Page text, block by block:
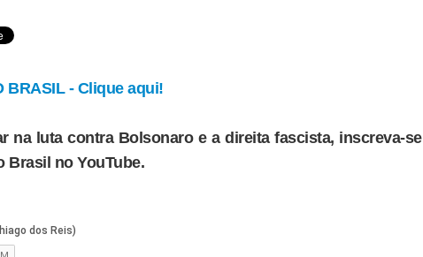
BRASIL - Clique aqui!
na luta contra Bolsonaro e a direita fascista, inscreva-se
Brasil no YouTube.